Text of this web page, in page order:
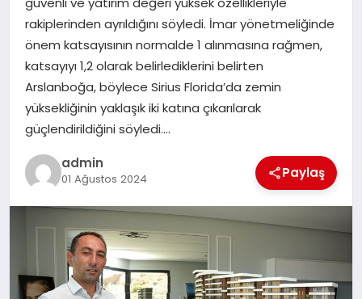
DÜNYA
EĞITIM
rakiplerinden ayrıldığını söyledi. İmar yönetmeliğinde
önem katsayısının normalde 1 alınmasına rağmen,
katsayıyı 1,2 olarak belirlediklerini belirten
Arslanboğa, böylece Sirius Florida’da zemin
yüksekliğinin yaklaşık iki katına çıkarılarak
güçlendirildiğini söyledi….
admin
01 Ağustos 2024 Paylaş